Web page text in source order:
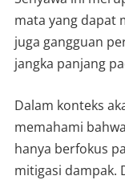
mata yang dapat
juga gangguan
jangka panjang
Dalam konteks
memahami
hanya berfokus
mitigasi dampak.